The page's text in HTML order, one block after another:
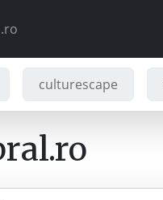
culturescape